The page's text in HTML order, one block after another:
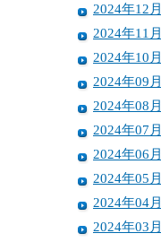
2024年12月
2024年11月
2024年10月
2024年09月
2024年08月
2024年07月
2024年06月
2024年05月
2024年04月
2024年03月